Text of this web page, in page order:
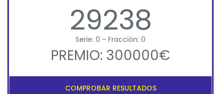
29238
Serie: 0 - Fracción: 0
PREMIO: 300000€
COMPROBAR RESULTADOS